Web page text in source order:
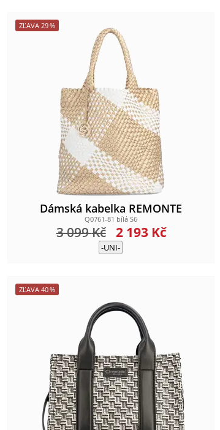
ZĽAVA 29%
Dámská kabelka REMONTE
Q0761-81 bílá S6
2 193 Kč
3 099Kč
-UNI-
ZĽAVA 40%